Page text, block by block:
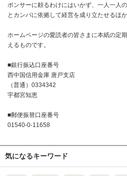
ポンサーに頼るわけにはいかず、一人一人
とカンパに依拠して経営を成り立たせるほ
ホームページの愛読者の皆さまに本紙の定
えるものです。
■銀行振込口座番号
西中国信用金庫 唐戸支店
（普通）0334342
宇都宮知恵
■郵便振替口座番号
01540-0-11658
気になるキーワード